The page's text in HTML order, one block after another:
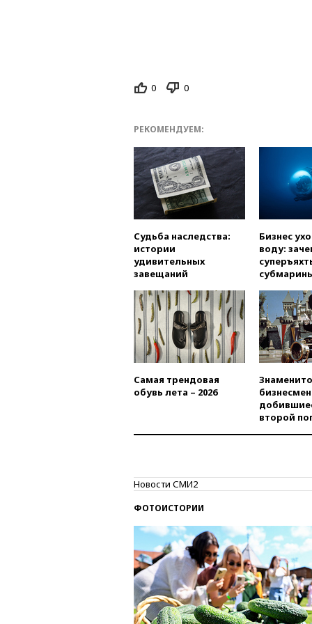
0 0
РЕКОМЕНДУЕМ:
Судьба наследства:
истории
удивительных
завещаний
Бизнес
воду:
Самая трендовая
обувь лета – 2026
второй
Новости СМИ2
ФОТОИСТОРИИ